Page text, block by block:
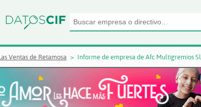
Ventas de Retamosa Informe de empresa de Afc Multigremios Sl